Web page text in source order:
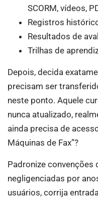
SCORM, vídeos,
Registros
Resultados de
Trilhas de
Depois, decida
precisam ser
neste ponto. Aquele
nunca atualizado,
ainda precisa de
Máquinas de Fax”?
Padronize convenções
negligenciadas por
usuários, corrija